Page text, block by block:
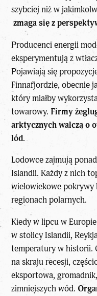
szybciej niż w
zmaga się z
Producenci energii
eksperymentują z
Pojawiają się
Finnafjordzie, obecnie
który miałby
towarowy. Firmy
arktycznych walczą o
lód.
Lodowce zajmują
Islandii. Każdy z nich
wielowiekowe pokrywy
regionach polarnych.
Kiedy w lipcu w
w stolicy Islandii,
temperatury w historii.
na skraju recesji,
eksportowa,
zimniejszych wód.